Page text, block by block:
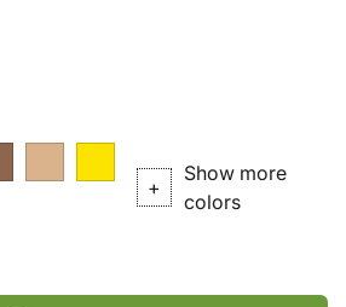
(P.
+
Show more
colors